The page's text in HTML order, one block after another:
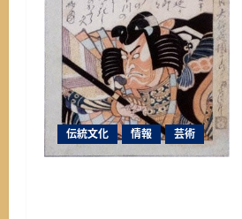
ン
伝統文化 情報 芸術